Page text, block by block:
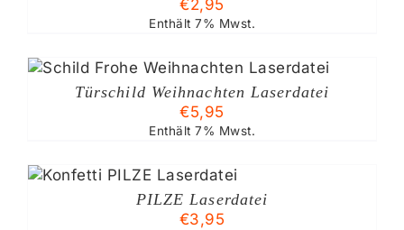
€2,95
Enthält 7% Mwst.
Türschild Weihnachten Laserdatei
€5,95
Enthält 7% Mwst.
PILZE Laserdatei
€3,95